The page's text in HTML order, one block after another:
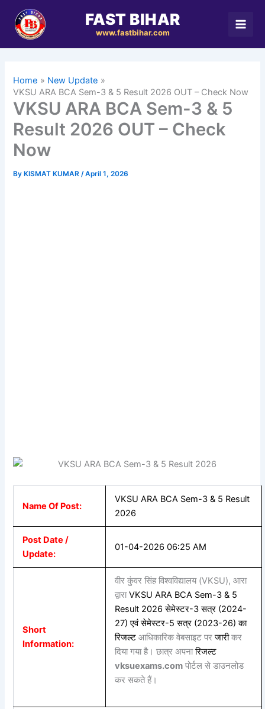
content
FAST BIHAR
www.fastbihar.com
Home
New Update
VKSU ARA BCA Sem-3 & 5 Result 2026 OUT – Check Now
VKSU ARA BCA Sem-3 & 5
Result 2026 OUT – Check
Now
By KISMAT KUMAR/April 1, 2026
Name Of Post:
VKSU ARA BCA Sem-3 & 5 Result
2026
Post Date /
Update:
01-04-2026 06:25 AM
Short
Information:
वीर कुंवर सिंह विश्वविद्यालय (VKSU), आरा
द्वाराVKSU ARA BCA Sem-3 & 5
Result 2026सेमेस्टर-3 सत्र (2024-
27) एवं सेमेस्टर-5 सत्र (2023-26) का
रिजल्ट आधिकारिक वेबसाइट परजारीकर
दिया गया है। छात्र अपनारिजल्ट
vksuexams.com पोर्टल से डाउनलोड
कर सकते हैं।